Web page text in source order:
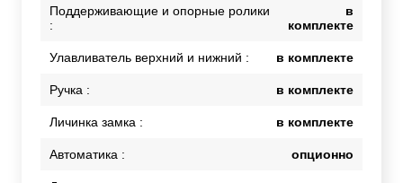
Поддерживающие и опорные ролики
:
в
комплекте
Улавливатель верхний и нижний : в комплекте
Ручка : в комплекте
Личинка замка : в комплекте
Автоматика : опционно